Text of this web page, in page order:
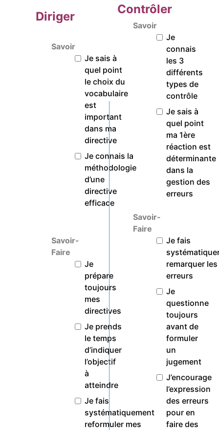
Diriger
Savoir
Je sais à
quel point
le choix du
vocabulaire
est
important
dans ma
directive
Je connais la
méthodologie
d’une
directive
efficace
Savoir-
Faire
Je
prépare
toujours
mes
directives
Je prends
le temps
d’indiquer
l’objectif
à
atteindre
Je fais
systématiquement
reformuler mes
Contrôler
Savoir
Je
connais
les 3
différents
types de
contrôle
Je sais à
quel point
ma 1ère
réaction est
déterminante
dans la
gestion des
erreurs
Savoir-
Faire
Je fais
remarquer les
erreurs
Je
questionne
toujours
avant de
formuler
un
jugement
J’encourage
l’expression
des erreurs
pour en
faire des